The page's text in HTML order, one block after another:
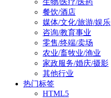
生物/医疗/医药
餐饮/酒店
媒体/文化/旅游/娱乐
咨询/教育事业
零售/终端/卖场
农业/畜牧业/渔业
家政服务/婚庆/摄影
其他行业
热门标签
HTML5